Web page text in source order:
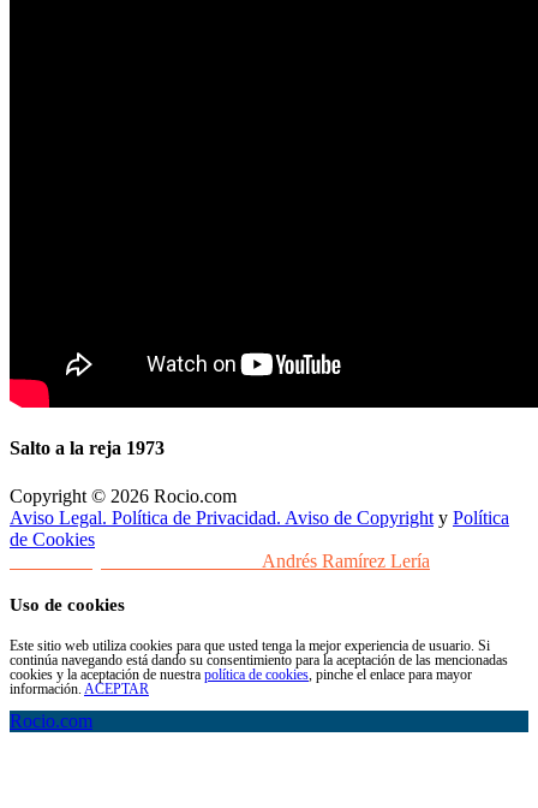
Salto a la reja 1973
Copyright © 2026 Rocio.com
Aviso Legal. Política de Privacidad. Aviso de Copyright y Política
de Cookies
Andrés Ramírez Lería
Uso de cookies
Este sitio web utiliza cookies para que usted tenga la mejor experiencia de usuario. Si
continúa navegando está dando su consentimiento para la aceptación de las mencionadas
cookies y la aceptación de nuestra política de cookies , pinche el enlace para mayor
información. ACEPTAR
Rocio.com